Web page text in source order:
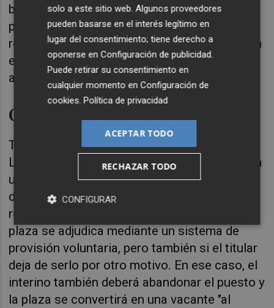
busca garantizar que estos sirven
precisamente para lo que fueron ideados,
reducir considerablemente la temporalidad en
el empleo público, al tiempo que no quedan
afectados los servicios públicos.
Otros casos
Todo ello en cuanto a las plazas vacantes.
Los interinos que hayan sido nombrados para
una
sustitución transitoriade un funcionario
de carrera, su cese se producirá con la
reincorporación de la persona titular o si esa
plaza se adjudica mediante un sistema de
provisión voluntaria, pero también si el titular
deja de serlo por otro motivo. En ese caso, el
interino también deberá abandonar el puesto y
la plaza se convertirá en una vacante "al
solo a este sitio web. Algunos proveedores
pueden basarse en el interés legítimo en
lugar del consentimiento; tiene derecho a
oponerse enConfiguración de publicidad
Puede retirar su consentimiento en
cualquier momento enConfiguración de
cookies .Política de privacidad
ACEPTAR TODO
RECHAZAR TODO
CONFIGURAR